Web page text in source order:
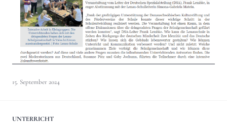
15. September 2024
UNTERRICHT